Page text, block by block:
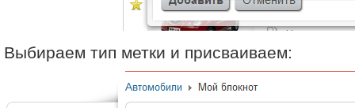
Выбираем тип метки и присваиваем: